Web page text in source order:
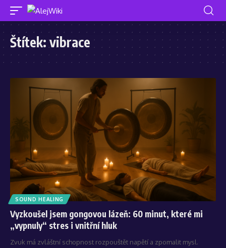
Štítek:vibrace
SOUND HEALING
Vyzkoušel jsem gongovou lázeň: 60 minut, které mi
„vypnuly“ stres i vnitřní hluk
Zvuk má zvláštní schopnost rozpouštět napětí a zpomalit mysl.